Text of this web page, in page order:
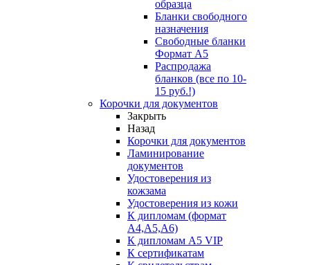
образца
Бланки свободного
назначения
Свободные бланки
Формат А5
Распродажа
бланков (все по 10-
15 руб.!)
Корочки для документов
Закрыть
Назад
Корочки для документов
Ламинирование
документов
Удостоверения из
кожзама
Удостоверения из кожи
К дипломам (формат
А4,А5,А6)
К дипломам А5 VIP
К сертификатам